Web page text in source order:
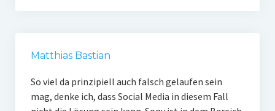
Matthias Bastian
So viel da prinzipiell auch falsch gelaufen sein
mag, denke ich, dass Social Media in diesem Fall